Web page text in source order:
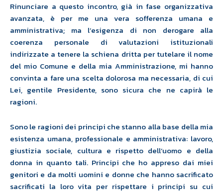
Rinunciare a questo incontro, già in fase organizzativa
avanzata, è per me una vera
sofferenza umana e
amministrativa;
ma l’esigenza
di non derogare alla
coerenza personale di
valutazioni istituzionali
indirizzate a tenere la schiena dritta per tutelare il nome
del mio Comune e della mia Amministrazione, mi hanno
convinta a fare una scelta dolorosa ma necessaria, di cui
Lei, gentile Presidente, sono sicura che ne capirà le
ragioni.
Sono le ragioni dei principi che stanno alla base della mia
esistenza umana, professionale e amministrativa: lavoro,
giustizia sociale, cultura e rispetto dell’uomo e della
donna in quanto tali. Principi che ho appreso dai miei
genitori e da molti uomini e donne che hanno sacrificato
sacrificati la loro vita per rispettare i principi su cui